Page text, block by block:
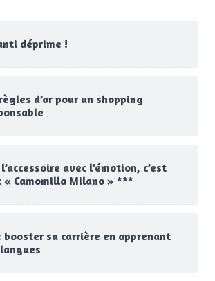
déprime !
d’or pour un shopping
avec l’émotion, c’est
« Camomilla Milano » ***
sa carrière en apprenant